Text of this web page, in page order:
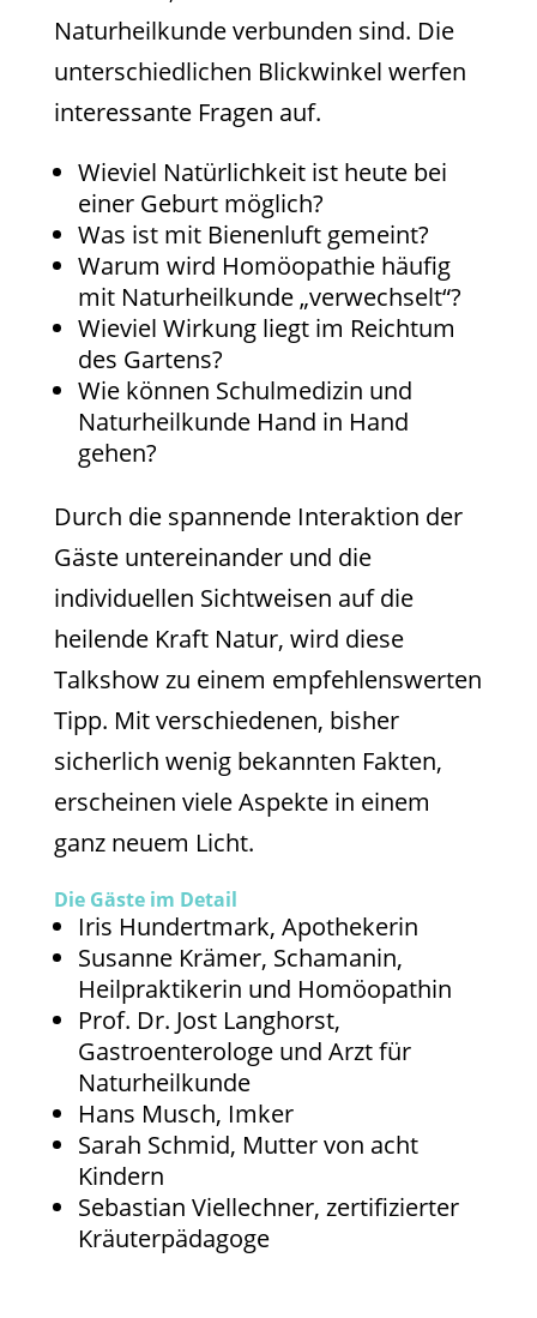
Naturheilkunde verbunden sind. Die
unterschiedlichen Blickwinkel werfen
interessante Fragen auf.
Wieviel Natürlichkeit ist heute bei
einer Geburt möglich?
Was ist mit Bienenluft gemeint?
Warum wird Homöopathie häufig
mit Naturheilkunde „verwechselt“?
Wieviel Wirkung liegt im Reichtum
des Gartens?
Wie können Schulmedizin und
Naturheilkunde Hand in Hand
gehen?
Durch die spannende Interaktion der
Gäste untereinander und die
individuellen Sichtweisen auf die
heilende Kraft Natur, wird diese
Talkshow zu einem empfehlenswerten
Tipp. Mit verschiedenen, bisher
sicherlich wenig bekannten Fakten,
erscheinen viele Aspekte in einem
ganz neuem Licht.
Die Gäste im Detail
Iris Hundertmark, Apothekerin
Susanne Krämer, Schamanin,
Heilpraktikerin und Homöopathin
Prof. Dr. Jost Langhorst,
Gastroenterologe und Arzt für
Naturheilkunde
Hans Musch, Imker
Sarah Schmid, Mutter von acht
Kindern
Sebastian Viellechner, zertifizierter
Kräuterpädagoge